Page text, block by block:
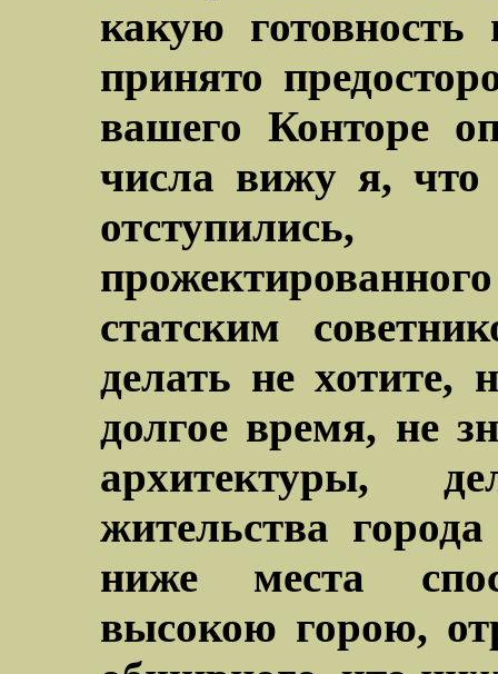
какую
принято
вашего Конторе
числа вижу я, что
статским
делать не хотите,
долгое время, не
архитектуры,
жительства
ниже места
высокою горою,